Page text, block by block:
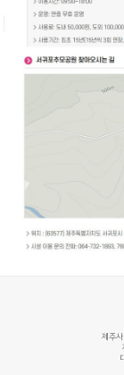
제주